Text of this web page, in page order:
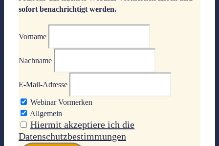
sofort benachrichtigt werden.
Vorname
Nachname
E-Mail-Adresse
Webinar Vormerken
Allgemein
Hiermit akzeptiere ich die
Datenschutzbestimmungen